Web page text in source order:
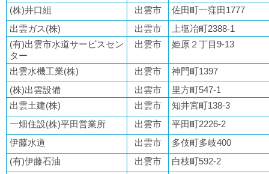
(株)井口組
出雲市
佐田町一窪田1777
出雲ガス(株)
出雲市
上塩冶町2388-1
(有)出雲市水道サービスセン
ター
出雲市 姫原２丁目9-13
出雲水機工業(株) 出雲市
神門町1397
(株)出雲設備
出雲市
里方町547‐1
出雲土建(株)
出雲市
知井宮町138-3
一畑住設(株)平田営業所
出雲市
平田町2226-2
伊藤水道
出雲市
多伎町多岐400
(有)伊藤石油
出雲市
白枝町592-2